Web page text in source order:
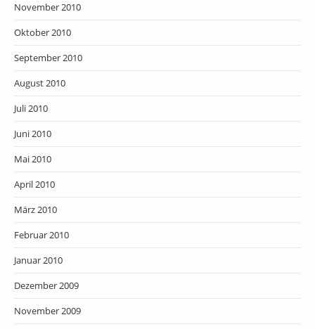
November 2010
Oktober 2010
September 2010
August 2010
Juli 2010
Juni 2010
Mai 2010
April 2010
März 2010
Februar 2010
Januar 2010
Dezember 2009
November 2009